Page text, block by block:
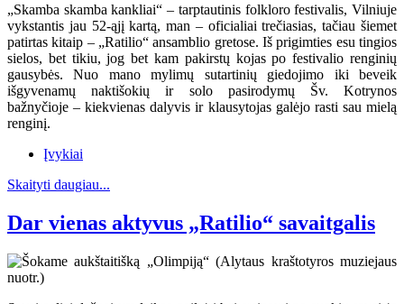
„Skamba skamba kankliai“ – tarptautinis folkloro festivalis, Vilniuje
vykstantis jau 52-ąjį kartą, man – oficialiai trečiasias, tačiau šiemet
patirtas kitaip – „Ratilio“ ansamblio gretose. Iš prigimties esu tingios
sielos, bet tikiu, jog bet kam pakirstų kojas po festivalio renginių
gausybės. Nuo mano mylimų sutartinių giedojimo iki beveik
išgyvenamų naktišokių ir solo pasirodymų Šv. Kotrynos
bažnyčioje – kiekvienas dalyvis ir klausytojas galėjo rasti sau mielą
renginį.
Įvykiai
Skaityti daugiau...
Dar vienas aktyvus „Ratilio“ savaitgalis